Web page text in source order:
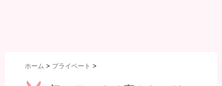
ホーム > プライベート >